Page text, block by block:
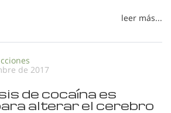
leer más...
de 2017
de cocaína es
alterar el cerebro